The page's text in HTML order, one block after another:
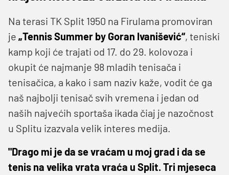
Na terasi TK Split 1950 na Firulama promoviran
je „Tennis Summer by Goran Ivanišević“, teniski
kamp koji će trajati od 17. do 29. kolovoza i
okupit će najmanje 98 mladih tenisača i
tenisačica, a kako i sam naziv kaže, vodit će ga
naš najbolji tenisač svih vremena i jedan od
naših najvećih sportaša ikada čiaj je nazočnost
u Splitu izazvala velik interes medija.
"Drago mi je da se vraćam u moj grad i da se
tenis na velika vrata vraća u Split. Tri mjeseca